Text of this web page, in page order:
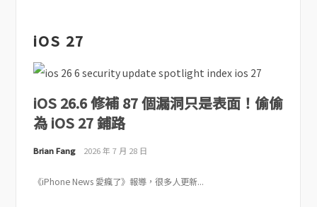
iOS 27
iOS 26.6 修補 87 個漏洞只是表面！偷偷
為 iOS 27 鋪路
Brian Fang 2026 年 7 月 28 日
《iPhone News 愛瘋了》報導，很多人更新...